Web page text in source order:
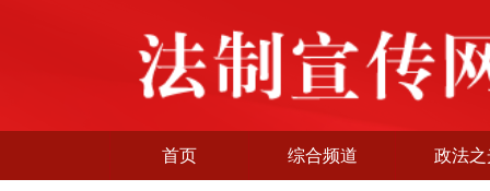
首页 综合频道 政法之